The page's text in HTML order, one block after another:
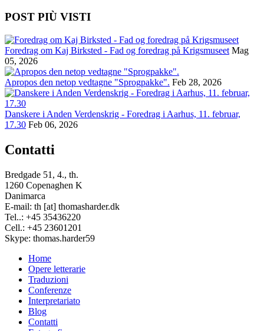
POST PIÙ VISTI
Foredrag om Kaj Birksted - Fad og foredrag på Krigsmuseet Mag
05, 2026
Apropos den netop vedtagne "Sprogpakke". Feb 28, 2026
Danskere i Anden Verdenskrig - Foredrag i Aarhus, 11. februar,
17.30 Feb 06, 2026
Contatti
Bredgade 51, 4., th.
1260 Copenaghen K
Danimarca
E-mail: th [at] thomasharder.dk
Tel..: +45 35436220
Cell.: +45 23601201
Skype: thomas.harder59
Footer
menu
Home
Opere letterarie
Traduzioni
Conferenze
Interpretariato
Blog
Contatti